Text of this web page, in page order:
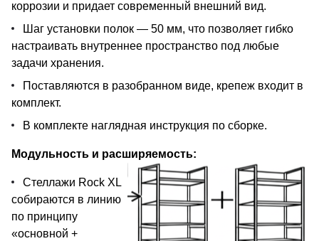
коррозии и придает современный внешний вид.
Шаг установки полок — 50 мм, что позволяет гибко
настраивать внутреннее пространство под любые
задачи хранения.
Поставляются в разобранном виде, крепеж входит в
комплект.
В комплекте наглядная инструкция по сборке.
Модульность и расширяемость:
Стеллажи Rock XL
собираются в линию
по принципу
«основной +